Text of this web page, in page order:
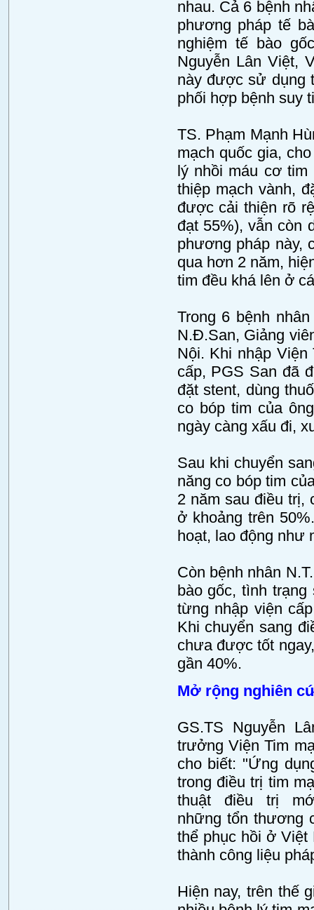
nhau. Cả 6 bệnh
phương pháp tế
nghiệm tế bào
Nguyễn Lân Việt,
này được sử dụng
phối hợp bệnh suy
TS. Phạm Mạnh
mạch quốc gia,
lý nhồi máu cơ
thiệp mạch vành,
được cải thiện rõ
đạt 55%), vẫn còn
phương pháp này,
qua hơn 2 năm,
tim đều khá lên ở
Trong 6 bệnh
N.Đ.San, Giảng
Nội. Khi nhập
cấp, PGS San đã
đặt stent, dùng
co bóp tim của
ngày càng xấu đi,
Sau khi chuyển
năng co bóp tim
2 năm sau điều trị,
ở khoảng trên
hoạt, lao động như
Còn bệnh nhân
bào gốc, tình
từng nhập viện
Khi chuyển sang
chưa được tốt
gần 40%.
Mở rộng nghiên
GS.TS Nguyễn
trưởng Viện Tim
cho biết: "Ứng
trong điều trị tim
thuật điều trị
những tổn thương
thể phục hồi ở
thành công liệu
Hiện nay, trên thế